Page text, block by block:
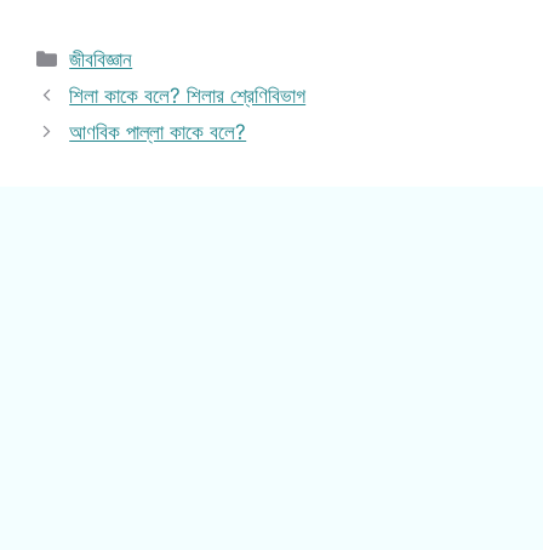
Categories
জীববিজ্ঞান
শিলা কাকে বলে? শিলার শ্রেণিবিভাগ
আণবিক পাল্লা কাকে বলে?